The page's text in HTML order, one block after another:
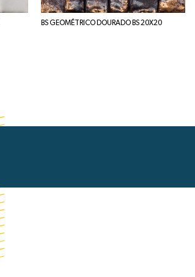
BS GEOMÉTRICO DOURADO BS 20X20